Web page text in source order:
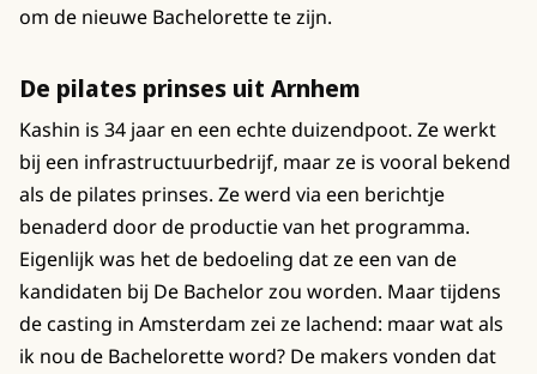
om de nieuwe Bachelorette te zijn.
De pilates prinses uit Arnhem
Kashin is 34 jaar en een echte duizendpoot. Ze werkt
bij een infrastructuurbedrijf, maar ze is vooral bekend
als de pilates prinses. Ze werd via een berichtje
benaderd door de productie van het programma.
Eigenlijk was het de bedoeling dat ze een van de
kandidaten bij De Bachelor zou worden. Maar tijdens
de casting in Amsterdam zei ze lachend: maar wat als
ik nou de Bachelorette word? De makers vonden dat